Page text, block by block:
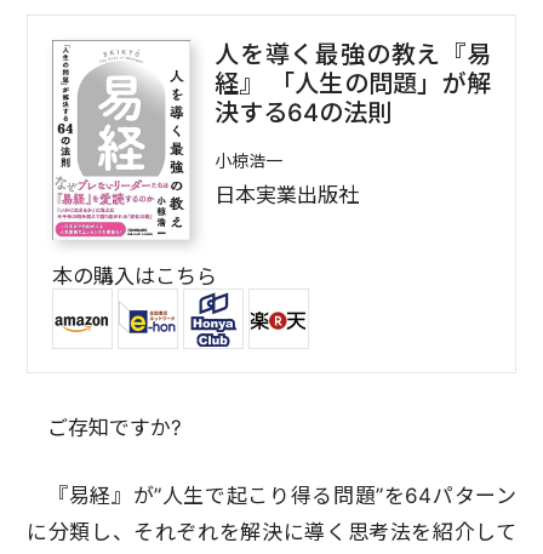
人を導く最強の教え『易
経』 「人生の問題」が解
決する64の法則
小椋浩一
日本実業出版社
本の購入はこちら
ご存知ですか?
『易経』が”人生で起こり得る問題”を64パターン
に分類し、それぞれを解決に導く思考法を紹介して